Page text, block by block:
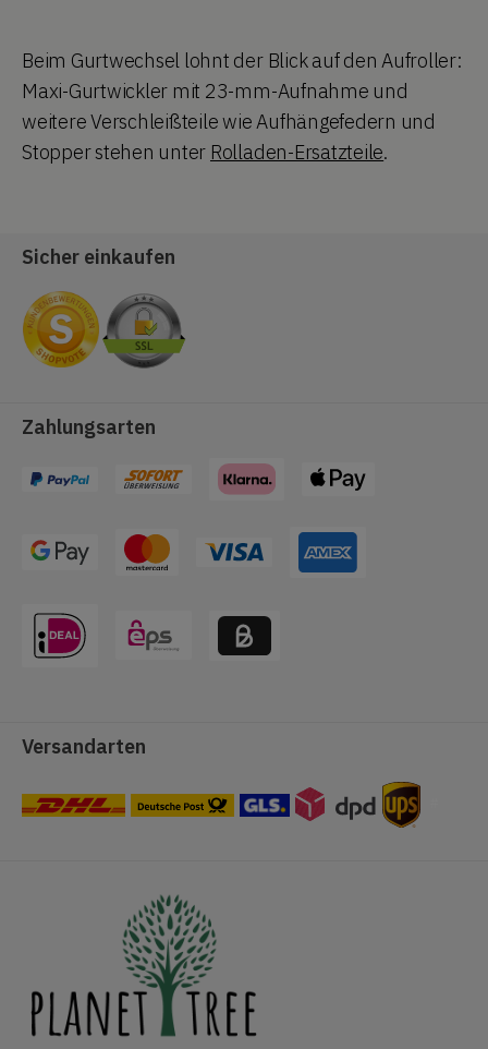
Beim Gurtwechsel lohnt der Blick auf den Aufroller:
Maxi-Gurtwickler mit 23-mm-Aufnahme und
weitere Verschleißteile wie Aufhängefedern und
Stopper stehen unter Rolladen-Ersatzteile.
Sicher einkaufen
Zahlungsarten
Versandarten